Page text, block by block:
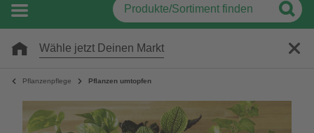
Wähle jetzt Deinen Markt
Pflanzenpflege Pflanzen umtopfen